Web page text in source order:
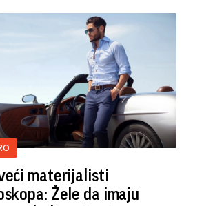
materijalisti
Žele da imaju